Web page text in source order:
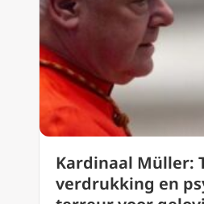
Kardinaal Müller:
verdrukking en